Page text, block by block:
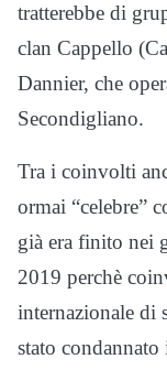
tratterebbe di
clan Cappello
Dannier, che
Secondigliano.
Tra i coinvolti
ormai “celebre”
già era finito nei
2019 perchè
internazionale di
stato